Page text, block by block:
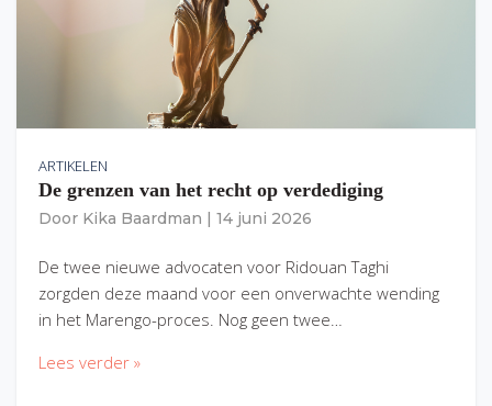
ARTIKELEN
De grenzen van het recht op verdediging
Door Kika Baardman 14 juni 2026
De twee nieuwe advocaten voor Ridouan Taghi
zorgden deze maand voor een onverwachte wending
in het Marengo-proces. Nog geen twee…
Lees verder »